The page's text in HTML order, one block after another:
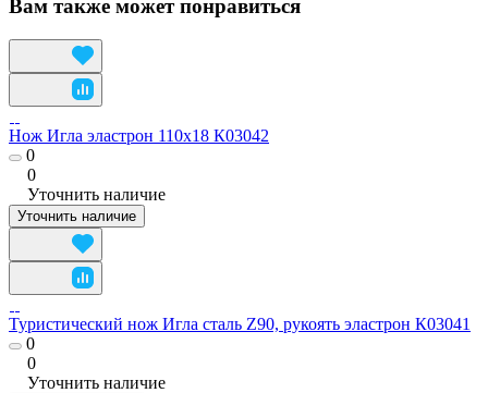
Вам также может понравиться
Нож Игла эластрон 110х18 К03042
0
0
Уточнить наличие
Уточнить наличие
Туристический нож Игла сталь Z90, рукоять эластрон К03041
0
0
Уточнить наличие